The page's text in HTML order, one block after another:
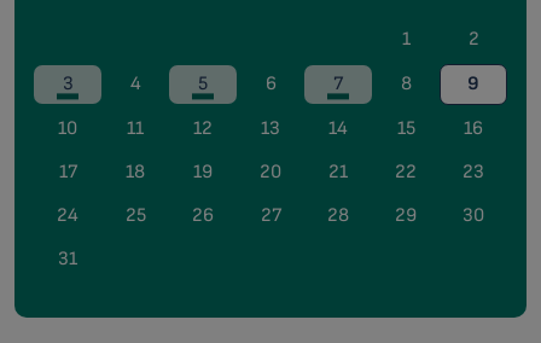
1
2
3
4 5 6 7 8
9
10
11 12 13 14 15
16
17
18 19 20 21 22
23
24
25 26 27 28 29
30
31